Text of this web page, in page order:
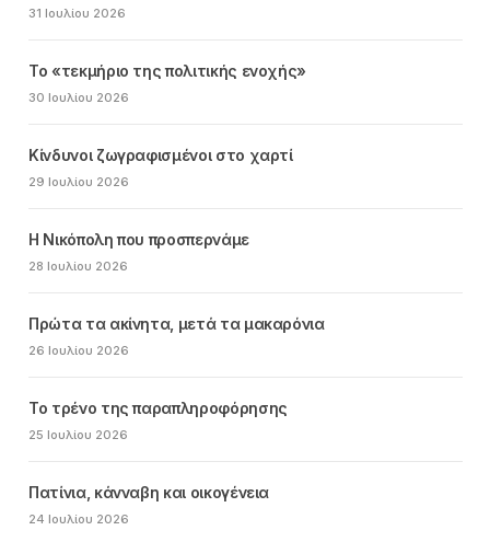
31 Ιουλίου 2026
Το «τεκμήριο της πολιτικής ενοχής»
30 Ιουλίου 2026
Κίνδυνοι ζωγραφισμένοι στο χαρτί
29 Ιουλίου 2026
Η Νικόπολη που προσπερνάμε
28 Ιουλίου 2026
Πρώτα τα ακίνητα, μετά τα μακαρόνια
26 Ιουλίου 2026
Το τρένο της παραπληροφόρησης
25 Ιουλίου 2026
Πατίνια, κάνναβη και οικογένεια
24 Ιουλίου 2026